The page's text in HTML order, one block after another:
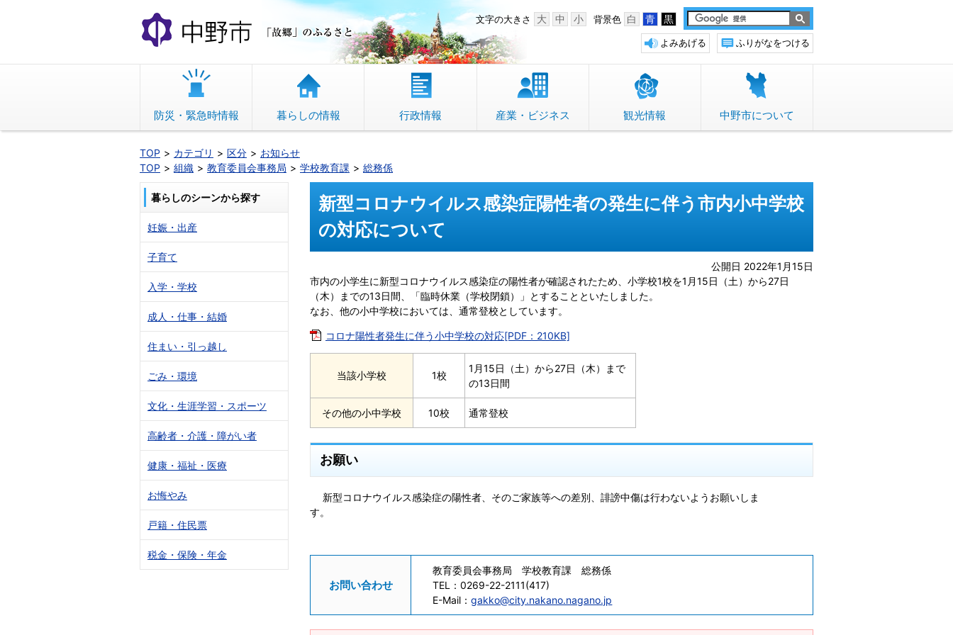
文
へ
動
中野市 「故郷」のふるさと 背景色 白 青 黒
文字の大きさ 大 中 小
ふりがなをつける
よみあげる
防災・緊急時情報 暮らしの情報 行政情報 産業・ビジネス 観光情報 中野市について
TOP カテゴリ 区分
お知らせ
TOP
組織 教育委員会事務局 学校教育課 総務係
新型コロナウイルス感染症陽性者の発生に伴う市内小中学校
の対応について
公開日 2022年1月15日
市内の小学生に新型コロナウイルス感染症の陽性者が確認されたため、小学校1校を1月15日（土）から27日
（木）までの13日間、「臨時休業（学校閉鎖）」とすることといたしました。
なお、他の小中学校においては、通常登校としています。
コロナ陽性者発生に伴う小中学校の対応[PDF：210KB]
当該小学校 1校
1月15日（土）から27日（木）まで
の13日間
その他の小中学校 10校 通常登校
お願い
新型コロナウイルス感染症の陽性者、そのご家族等への差別、誹謗中傷は行わないようお願いしま
す。
お問い合わせ
教育委員会事務局 学校教育課 総務係
TEL：0269-22-2111(417)
E-Mail：gakko@city.nakano.nagano.jp
暮らしのシーンから探す
妊娠・出産
子育て
入学・学校
成人・仕事・結婚
住まい・引っ越し
ごみ・環境
文化・生涯学習・スポーツ
高齢者・介護・障がい者
健康・福祉・医療
お悔やみ
戸籍・住民票
税金・保険・年金